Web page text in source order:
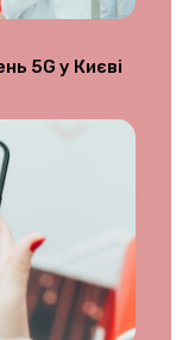
5G у Києві